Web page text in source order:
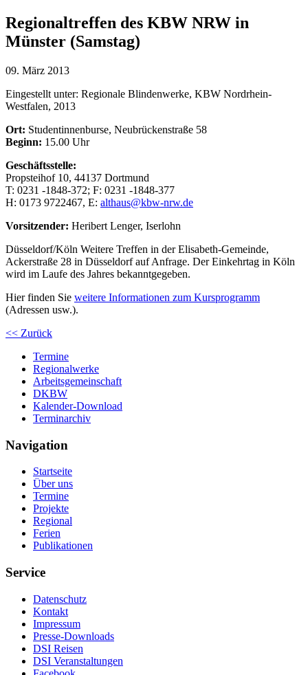
Regionaltreffen des KBW NRW in
Münster (Samstag)
09. März 2013
Eingestellt unter: Regionale Blindenwerke, KBW Nordrhein-
Westfalen, 2013
Ort: Studentinnenburse, Neubrückenstraße 58
Beginn: 15.00 Uhr
Geschäftsstelle:
Propsteihof 10, 44137 Dortmund
T: 0231 -1848-372; F: 0231 -1848-377
H: 0173 9722467, E: althaus@kbw-nrw.de
Vorsitzender: Heribert Lenger, Iserlohn
Düsseldorf/Köln Weitere Treffen in der Elisabeth-Gemeinde,
Ackerstraße 28 in Düsseldorf auf Anfrage. Der Einkehrtag in Köln
wird im Laufe des Jahres bekanntgegeben.
Hier finden Sie weitere Informationen zum Kursprogramm
(Adressen usw.).
<< Zurück
Termine
Regionalwerke
Arbeitsgemeinschaft
DKBW
Kalender-Download
Terminarchiv
Navigation
Startseite
Über uns
Termine
Projekte
Regional
Ferien
Publikationen
Service
Datenschutz
Kontakt
Impressum
Presse-Downloads
DSI Reisen
DSI Veranstaltungen